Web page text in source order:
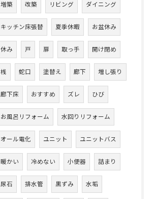
増築 改築 リビング ダイニング
キッチン床張替 夏季休暇 お盆休み
休み 戸 扉 取っ手 開け閉め
桟 蛇口 塗替え 廊下 増し張り
廊下床 おすすめ ズレ ひび
お風呂リフォーム 水回りリフォーム
オール電化 ユニット ユニットバス
暖かい 冷めない 小便器 詰まり
尿石 排水管 黒ずみ 水垢